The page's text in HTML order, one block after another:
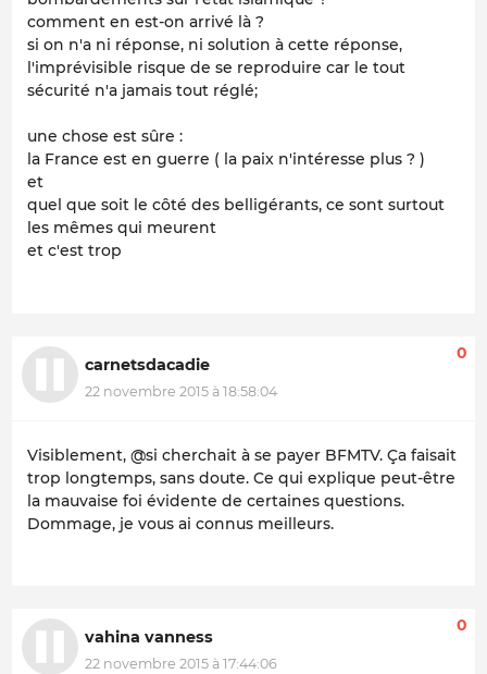
comment en est-on arrivé là ?
si on n'a ni réponse, ni solution à cette réponse,
l'imprévisible risque de se reproduire car le tout
sécurité n'a jamais tout réglé;
une chose est sûre :
la France est en guerre ( la paix n'intéresse plus ? )
et
quel que soit le côté des belligérants, ce sont surtout
les mêmes qui meurent
et c'est trop
carnetsdacadie
22 novembre 2015 à 18:58:04
0
Visiblement, @si cherchait à se payer BFMTV. Ça faisait
trop longtemps, sans doute. Ce qui explique peut-être
la mauvaise foi évidente de certaines questions.
Dommage, je vous ai connus meilleurs.
vahina vanness
22 novembre 2015 à 17:44:06
0